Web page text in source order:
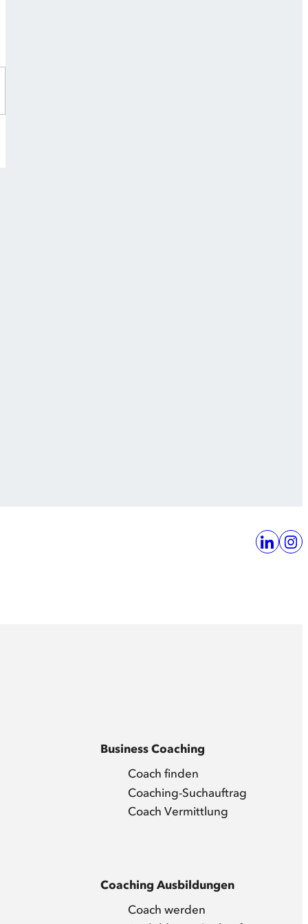
Business Coaching
Coach finden
Coaching-Suchauftrag
Coach Vermittlung
Coaching Ausbildungen
Coach werden